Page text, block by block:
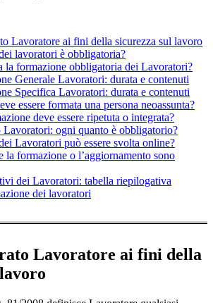
Lavoratore ai fini della sicurezza sul lavoro
lavoratori è obbligatoria?
la formazione obbligatoria dei Lavoratori?
Generale Lavoratori: durata e contenuti
Specifica Lavoratori: durata e contenuti
essere formata una persona neoassunta?
deve essere ripetuta o integrata?
Lavoratori: ogni quanto è obbligatorio?
Lavoratori può essere svolta online?
la formazione o l’aggiornamento sono
dei Lavoratori: tabella riepilogativa
dei lavoratori
Lavoratore ai fini della